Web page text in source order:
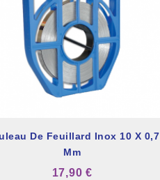
De Feuillard Inox 10 X 0,7
Mm
17,90 €